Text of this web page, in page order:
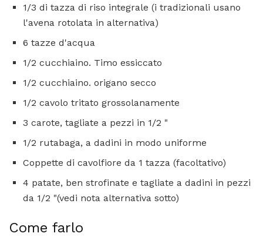
1/3 di tazza di riso integrale (i tradizionali usano
l'avena rotolata in alternativa)
6 tazze d'acqua
1/2 cucchiaino. Timo essiccato
1/2 cucchiaino. origano secco
1/2 cavolo tritato grossolanamente
3 carote, tagliate a pezzi in 1/2 "
1/2 rutabaga, a dadini in modo uniforme
Coppette di cavolfiore da 1 tazza (facoltativo)
4 patate, ben strofinate e tagliate a dadini in pezzi
da 1/2 "(vedi nota alternativa sotto)
Come farlo